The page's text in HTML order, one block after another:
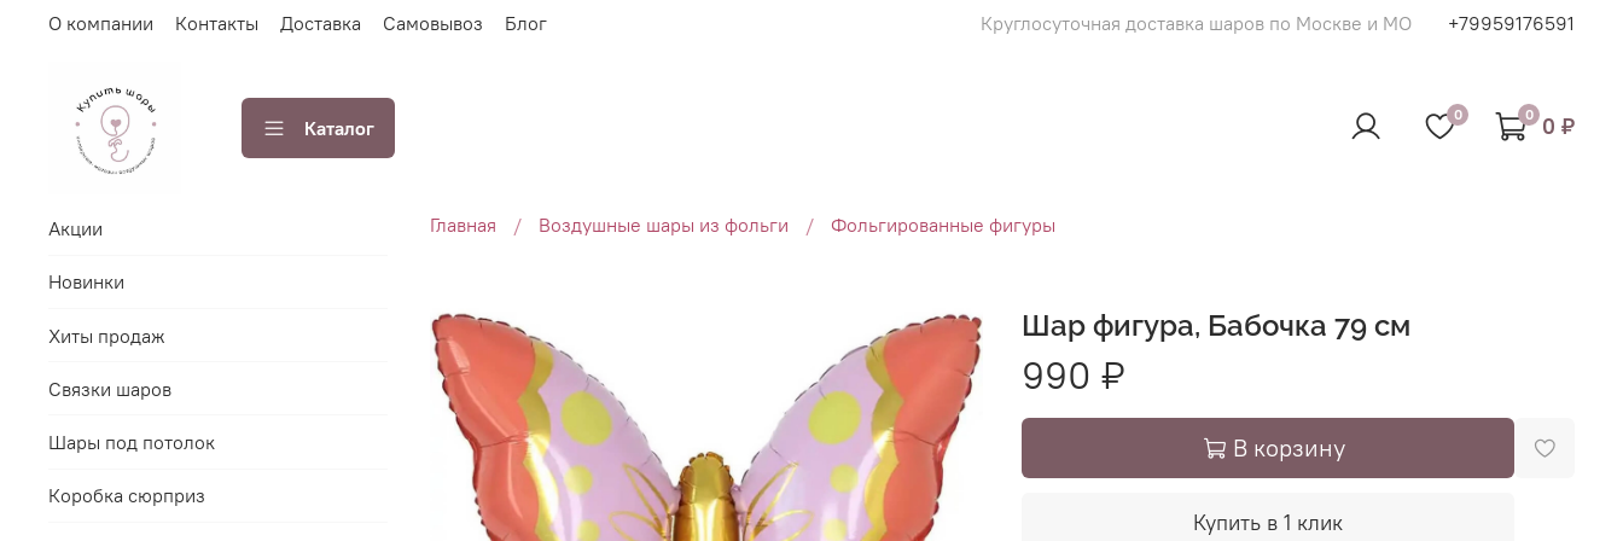
О компании Контакты Доставка Самовывоз Блог Круглосуточная доставка шаров по Москве и МО +79959176591
Каталог
0 0 0 ₽
Главная Воздушные шары из фольги Фольгированные фигуры
Шар фигура, Бабочка 79 см
990 ₽
В корзину
Купить в 1 клик
Акции
Новинки
Хиты продаж
Связки шаров
Шары под потолок
Коробка сюрприз